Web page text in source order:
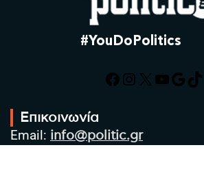
#YouDoPolitics
Facebook
Instagram
X
Επικοινωνία
Email: info@politic.gr